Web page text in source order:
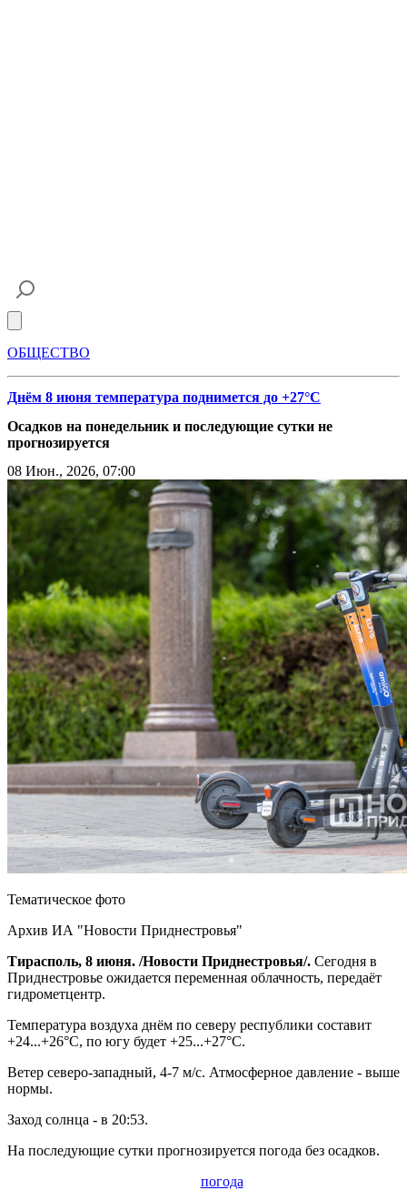
ОБЩЕСТВО
Днём 8 июня температура поднимется до +27°С
Осадков на понедельник и последующие сутки не
прогнозируется
08 Июн., 2026, 07:00
Тематическое фото
Архив ИА "Новости Приднестровья"
Тирасполь, 8 июня. /Новости Приднестровья/. Сегодня в
Приднестровье ожидается переменная облачность, передаёт
гидрометцентр.
Температура воздуха днём по северу республики составит
+24...+26°С, по югу будет +25...+27°С.
Ветер северо-западный, 4-7 м/с. Атмосферное давление - выше
нормы.
Заход солнца - в 20:53.
На последующие сутки прогнозируется погода без осадков.
погода